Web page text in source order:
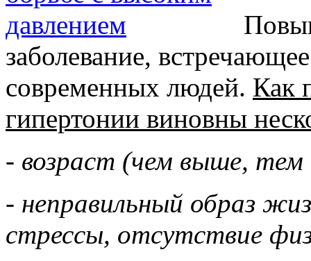
заболевание,
современных людей. Как
гипертонии виновны
- возраст (чем выше, тем
- неправильный образ
стрессы, отсутствие